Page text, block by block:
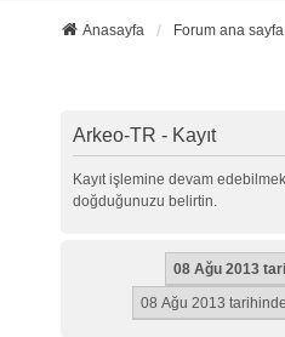
Anasayfa Forum ana sayfa
Arkeo-TR - Kayıt
Kayıt işlemine devam
doğduğunuzu belirtin.